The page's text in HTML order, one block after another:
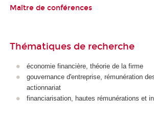
Maître de conférences
Thématiques de recherche
économie financière, théorie de la firme
gouvernance d'entreprise, rémunération
actionnariat
financiarisation, hautes rémunérations et